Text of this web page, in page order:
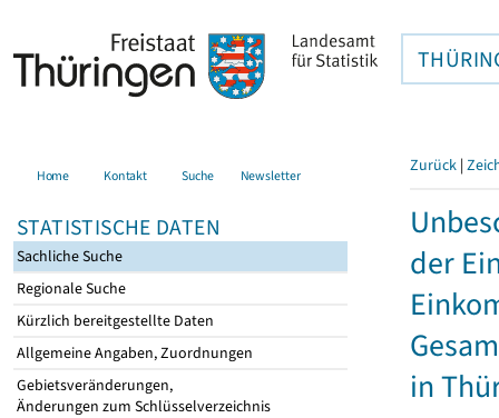
Home Kontakt Suche Newsletter
STATISTISCHE DATEN
Sachliche Suche
Regionale Suche
Kürzlich bereitgestellte Daten
Allgemeine Angaben, Zuordnungen
Gebietsveränderungen,
Änderungen zum Schlüsselverzeichnis
Zurück |
der
in